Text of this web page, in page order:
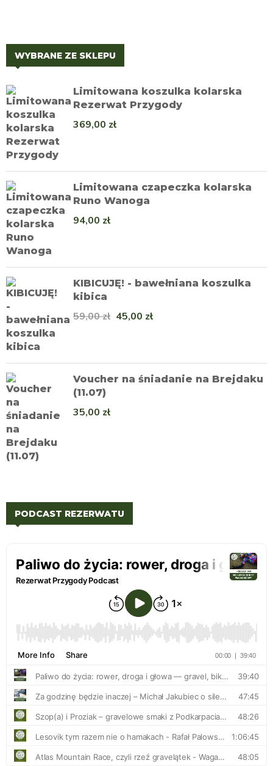
WYBRANE ZE SKLEPU
Limitowana koszulka kolarska
Rezerwat Przygody
369,00 zł
Limitowana czapeczka kolarska
Runo Wanoga
94,00 zł
KIBICUJĘ! - bawełniana koszulka
kibica
59,00zł 45,00 zł
Voucher na śniadanie na Brejdaku
(11.07)
35,00 zł
PODCAST REZERWATU